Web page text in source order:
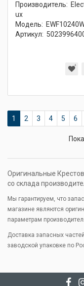
Производитель:
ux
Модель:
Артикул:
1 2 3 4 5 6
Оригинальные
со склада
Мы гарантируем, что
магазине являются
параметрам
Доставка запасных
заводской упаковке по